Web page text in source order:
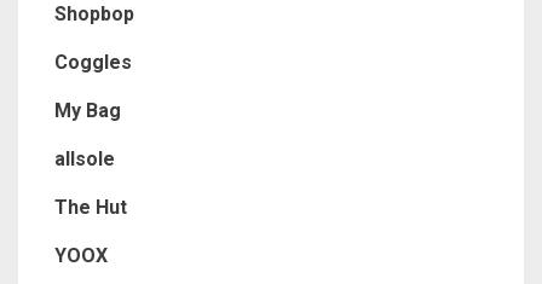
Shopbop
Coggles
My Bag
allsole
The Hut
YOOX